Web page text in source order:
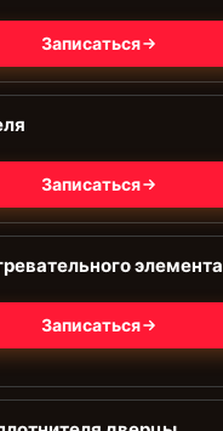
Записаться
Записаться
элемента
Записаться